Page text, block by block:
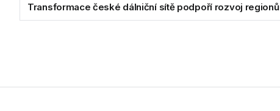
Transformace české dálniční sítě podpoří rozvoj regionů